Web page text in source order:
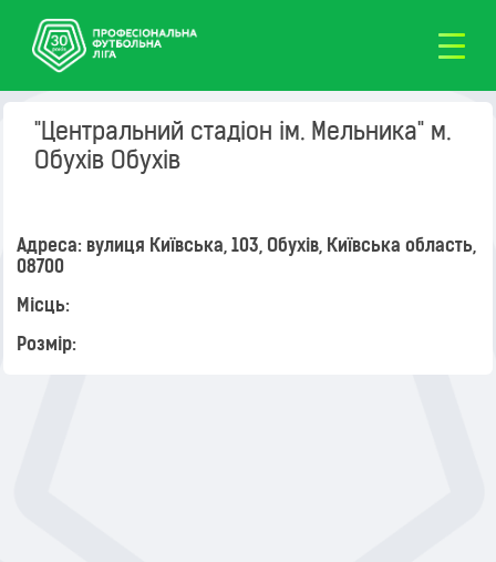
"Центральний стадіон ім. Мельника" м.
Обухів Обухів
Адреса: вулиця Київська, 103, Обухів, Київська область,
08700
Місць:
Розмір: